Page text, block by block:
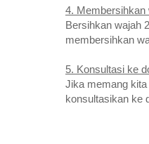
4. Membersihkan
Bersihkan wajah
membersihkan
5. Konsultasi ke
Jika memang
konsultasikan ke